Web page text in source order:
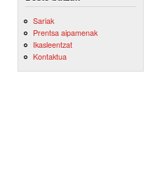
Sariak
Prentsa aipamenak
Ikasleentzat
Kontaktua